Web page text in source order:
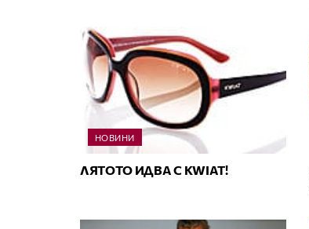
НОВИНИ
ЛЯТОТО ИДВА С KWIAT!